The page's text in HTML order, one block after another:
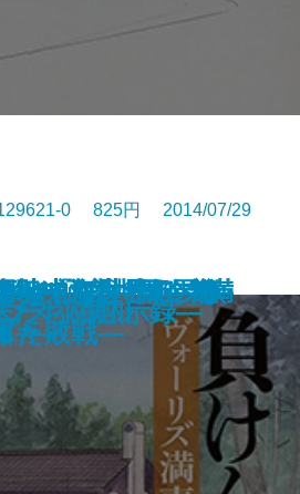
ぜ「ご馳走」？―
ことば―
地中海世界3―海
―
地中海世界4―海
―
ト
ら様
行III―九州邪馬台
さまでした
〕―ヴォーリズ満
々―
0 825円 2014/07/29
〕―ヴォーリズ満
々―
ス小助川
の証言―軍令部・
た敗戦―
たちの黙示録―
―一九〇〇年、欧
地中海世界1―海
―
地中海世界2―海
―
ー